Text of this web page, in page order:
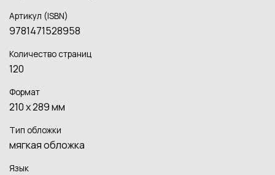
Артикул (ISBN)
9781471528958
Количество страниц
120
Формат
210 х 289 мм
Тип обложки
мягкая обложка
Язык